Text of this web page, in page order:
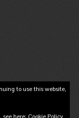
to use this website,